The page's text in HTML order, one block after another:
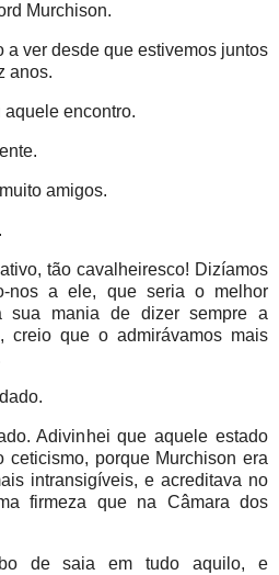
Murchison.
a ver desde que estivemos juntos
anos.
encontro.
amigos.
tão cavalheiresco! Dizíamos
nos a ele, que seria o melhor
sua mania de dizer sempre a
creio que o admirávamos mais
Adivinhei que aquele estado
ceticismo, porque Murchison era
intransigíveis, e acreditava no
firmeza que na Câmara dos
de saia em tudo aquilo, e